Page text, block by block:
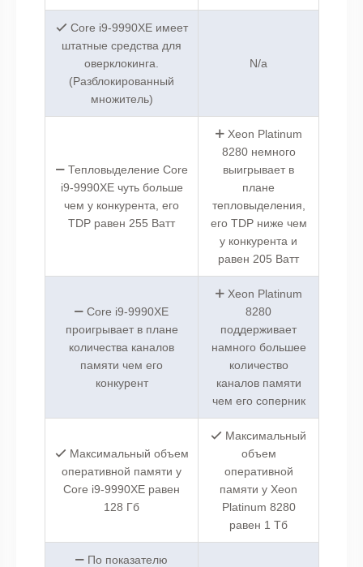
Core i9-9990XE имеет
штатные средства для
оверклокинга.
(Разблокированный
множитель)
N/a
Тепловыделение Core
i9-9990XE чуть больше
чем у конкурента, его
TDP равен 255 Ватт
Xeon Platinum
8280 немного
выигрывает в
плане
тепловыделения,
его TDP ниже чем
у конкурента и
равен 205 Ватт
Core i9-9990XE
проигрывает в плане
количества каналов
памяти чем его
конкурент
Xeon Platinum
8280
поддерживает
намного большее
количество
каналов памяти
чем его соперник
Максимальный объем
оперативной памяти у
Core i9-9990XE равен
128 Гб
Максимальный
объем
оперативной
памяти у Xeon
Platinum 8280
равен 1 Тб
По показателю